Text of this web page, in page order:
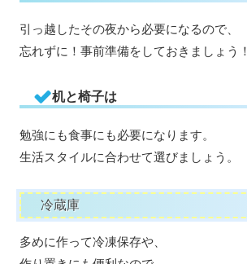
引っ越したその夜から必要になるので、
忘れずに！事前準備をしておきましょう！
机と椅子は
勉強にも食事にも必要になります。
生活スタイルに合わせて選びましょう。
冷蔵庫
多めに作って冷凍保存や、